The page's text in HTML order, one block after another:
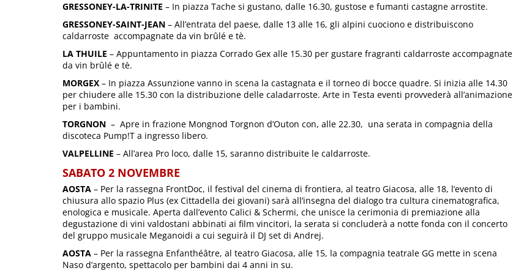
GRESSONEY-LA-TRINITE – In piazza Tache si gustano, dalle 16.30, gustose e fumanti castagne arrostite.
GRESSONEY-SAINT-JEAN – All’entrata del paese, dalle 13 alle 16, gli alpini cuociono e distribuiscono
caldarroste accompagnate da vin brûlé e tè.
LA THUILE – Appuntamento in piazza Corrado Gex alle 15.30 per gustare fragranti caldarroste accompagnate
da vin brûlé e tè.
MORGEX – In piazza Assunzione vanno in scena la castagnata e il torneo di bocce quadre. Si inizia alle 14.30
per chiudere alle 15.30 con la distribuzione delle caladarroste. Arte in Testa eventi provvederà all’animazione
per i bambini.
TORGNON – Apre in frazione Mongnod Torgnon d’Outon con, alle 22.30, una serata in compagnia della
discoteca Pump!T a ingresso libero.
VALPELLINE – All’area Pro loco, dalle 15, saranno distribuite le caldarroste.
SABATO 2 NOVEMBRE
AOSTA – Per la rassegna FrontDoc, il festival del cinema di frontiera, al teatro Giacosa, alle 18, l’evento di
chiusura allo spazio Plus (ex Cittadella dei giovani) sarà all’insegna del dialogo tra cultura cinematografica,
enologica e musicale. Aperta dall’evento Calici & Schermi, che unisce la cerimonia di premiazione alla
degustazione di vini valdostani abbinati ai film vincitori, la serata si concluderà a notte fonda con il concerto
del gruppo musicale Meganoidi a cui seguirà il DJ set di Andrej.
AOSTA – Per la rassegna Enfanthéâtre, al teatro Giacosa, alle 15, la compagnia teatrale GG mette in scena
Naso d’argento, spettacolo per bambini dai 4 anni in su.